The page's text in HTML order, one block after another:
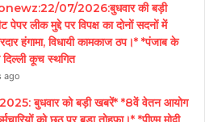
07/2026:बुधवार की बड़ी
पेपर लीक मुद्दे पर विपक्ष का दोनों सदनों में
हंगामा, विधायी कामकाज ठप।* *पंजाब के
दिल्ली कूच स्थगित
ago
बुधवार को बड़ी खबरें* *8वें वेतन आयोग